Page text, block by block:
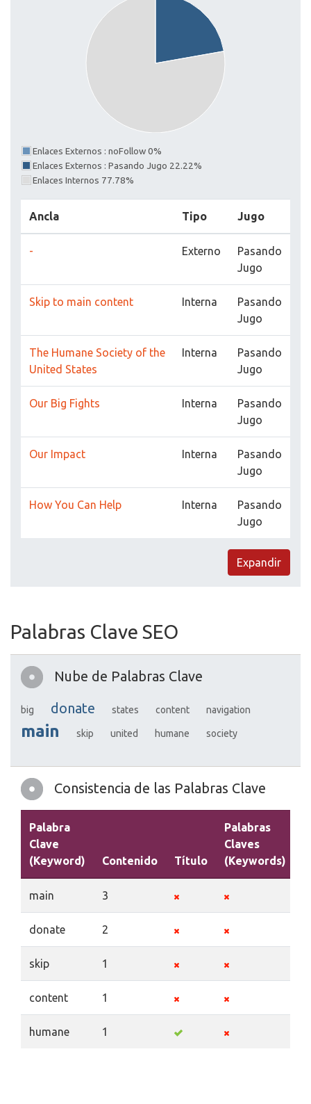
Enlaces Externos : noFollow 0%
Enlaces Externos : Pasando Jugo 22.22%
Enlaces Internos 77.78%
Ancla Tipo Jugo
- Externo
Pasando
Jugo
Skip to main content Interna
Pasando
Jugo
The Humane Society of the
United States
Interna
Pasando
Jugo
Our Big Fights Interna
Pasando
Jugo
Our Impact Interna
Pasando
Jugo
How You Can Help Interna
Pasando
Jugo
Expandir
Palabras Clave SEO
Nube de Palabras Clave
big donate states content navigation
main skip united humane society
Consistencia de las Palabras Clave
Palabra
Clave
(Keyword)
Contenido Título
Palabras
Claves
(Keywords)
main 3
donate 2
skip 1
content 1
humane 1